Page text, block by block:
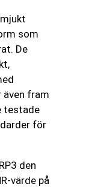
som
De
fram
testade
för
den
värde på